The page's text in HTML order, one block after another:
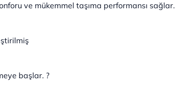
ve mükemmel taşıma performansı sağlar.
başlar. ?